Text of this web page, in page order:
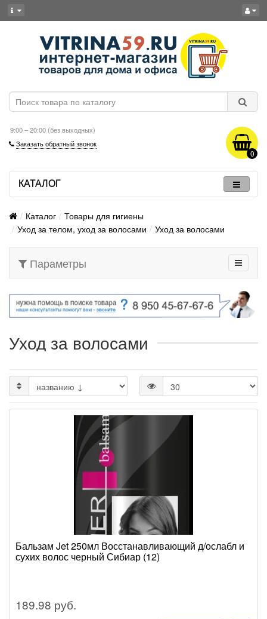
9:00 – 20:00 (без выходных)
Заказать обратный звонок
0
КАТАЛОГ
Каталог
Товары для гигиены
Уход за телом, уход за волосами
Уход за волосами
Параметры
Уход за волосами
Бальзам Jet 250мл Восстанавливающий д/ослабл и
сухих волос черный Сибиар (12)
189.98 руб.